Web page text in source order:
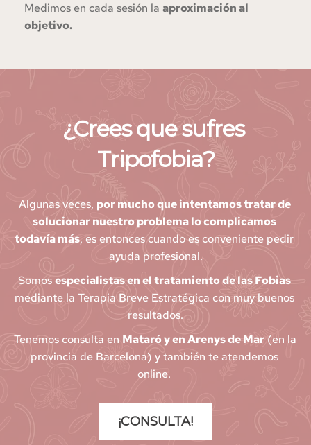
Medimos en cada sesión la aproximación al
objetivo.
¿Crees que sufres
Tripofobia?
Algunas veces, por mucho que intentamos tratar de
solucionar nuestro problema lo complicamos
todavía más, es entonces cuando es conveniente pedir
ayuda profesional.
Somos especialistas en el tratamiento de las Fobias
mediante la Terapia Breve Estratégica con muy buenos
resultados.
Tenemos consulta en Mataró y en Arenys de Mar (en la
provincia de Barcelona) y también te atendemos
online.
¡CONSULTA!